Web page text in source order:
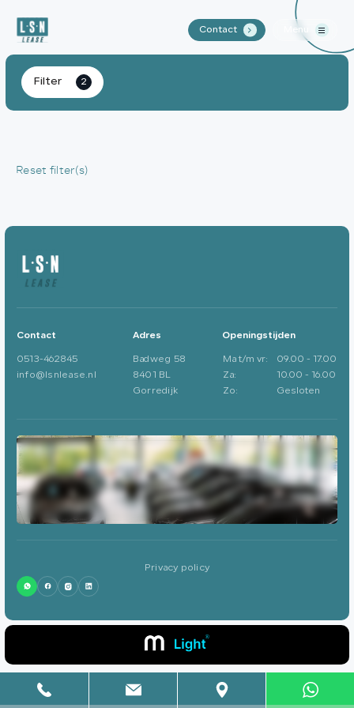
Contact . Menu
Aanbod
Contact
info@lsnlease.nl
Gorredijk
Filter 2
Reset filter(s)
Contact
0513-462845
info@lsnlease.nl
Adres
Badweg 58
8401 BL
Gorredijk
Openingstijden
Ma t/m vr:
09.00 - 17.00
Za:
10.00 - 16.00
Zo:
Gesloten
Privacy policy